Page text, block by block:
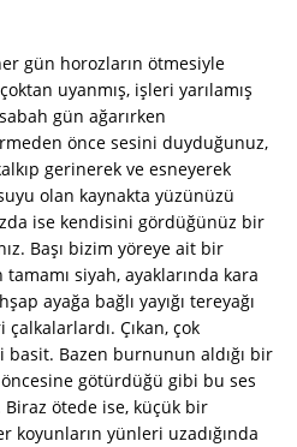
gün horozların ötmesiyle
uyanmış, işleri yarılamış
gün ağarırken
önce sesini duyduğunuz,
gerinerek ve esneyerek
olan kaynakta yüzünüzü
ise kendisini gördüğünüz bir
Başı bizim yöreye ait bir
siyah, ayaklarında kara
ayağa bağlı yayığı tereyağı
Çıkan, çok
basit. Bazen burnunun aldığı bir
götürdüğü gibi bu ses
ötede ise, küçük bir
koyunların yünleri uzadığında